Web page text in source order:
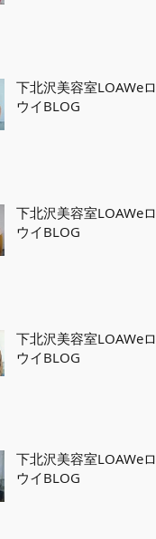
下北沢美容室LOAWeロ
ウイBLOG
下北沢美容室LOAWeロ
ウイBLOG
下北沢美容室LOAWeロ
ウイBLOG
下北沢美容室LOAWeロ
ウイBLOG